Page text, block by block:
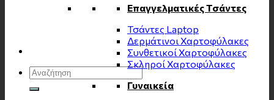
Αναζήτηση
για:
Επαγγελματικές Τσάντες
Τσάντες Laptop
Δερμάτινοι Χαρτοφύλακες
Συνθετικοί Χαρτοφύλακες
Σκληροί Χαρτοφύλακες
Γυναικεία